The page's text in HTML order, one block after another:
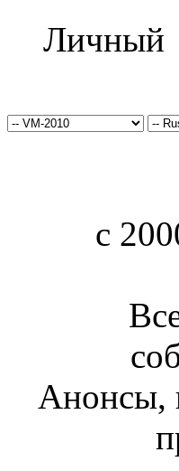
Личный
c
Анонсы,